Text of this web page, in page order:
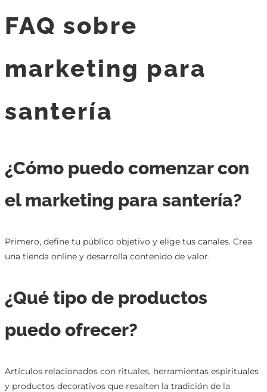
FAQ sobre
marketing para
santería
¿Cómo puedo comenzar con
el marketing para santería?
Primero, define tu público objetivo y elige tus canales. Crea
una tienda online y desarrolla contenido de valor.
¿Qué tipo de productos
puedo ofrecer?
Artículos relacionados con rituales, herramientas espirituales
y productos decorativos que resalten la tradición de la